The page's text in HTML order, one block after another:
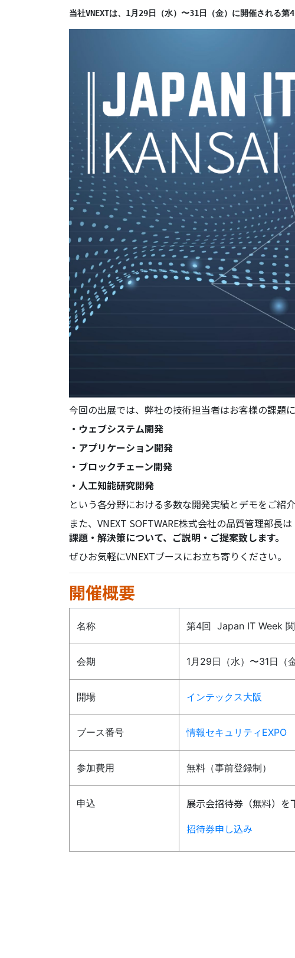
当社VNEXTは、1月29日（水）〜31日（金）に開催される
今回の出展では、弊社の技術担当者はお客様の課題
・ウェブシステム開発
・アプリケーション開発
・ブロックチェーン開発
・人工知能研究開発
という各分野における多数な開発実績とデモをご紹介
また、VNEXT SOFTWARE株式会社の品質管理部長は
課題・解決策について、ご説明・ご提案致します。
ぜひお気軽にVNEXTブースにお立ち寄りください。
開催概要
名称 第4回 Japan IT Week
会期 1月29日（水）〜31日（金
開場 インテックス大阪
ブース番号 情報セキュリティ
参加費用 無料（事前登録制）
申込
展示会招待券（無料）を
招待券申し込み